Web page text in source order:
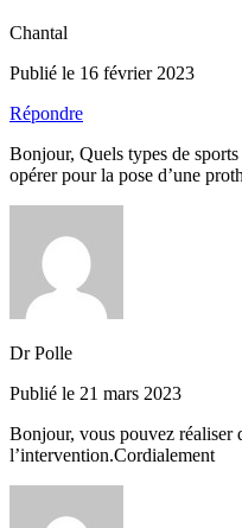
Chantal
Publié le 16 février 2023
Répondre
Bonjour, Quels types de
opérer pour la pose d’une
Dr Polle
Publié le 21 mars 2023
Bonjour, vous pouvez réaliser
l’intervention.Cordialement